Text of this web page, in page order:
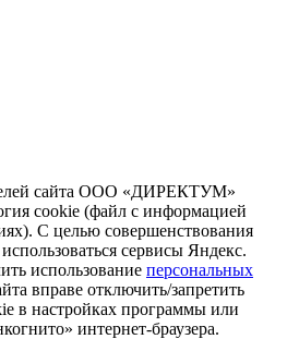
сайта ООО «ДИРЕКТУМ»
cookie (файл с информацией
С целью совершенствования
сервисы Яндекс.
использование персональных
вправе отключить/запретить
в настройках программы или
интернет-браузера.